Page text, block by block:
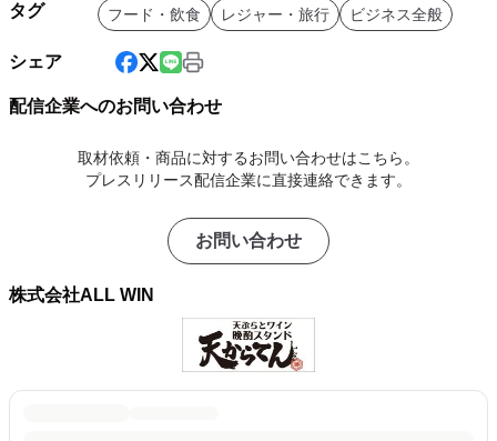
タグ フード・飲食 レジャー・旅行 ビジネス全般
シェア
配信企業へのお問い合わせ
取材依頼・商品に対するお問い合わせはこちら。
プレスリリース配信企業に直接連絡できます。
お問い合わせ
株式会社ALL WIN